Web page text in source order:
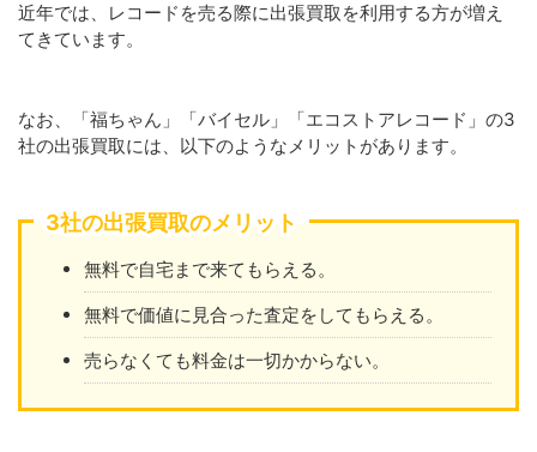
近年では、レコードを売る際に出張買取を利用する方が増え
てきています。
なお、「福ちゃん」「バイセル」「エコストアレコード」の3
社の出張買取には、以下のようなメリットがあります。
3社の出張買取のメリット
無料で自宅まで来てもらえる。
無料で価値に見合った査定をしてもらえる。
売らなくても料金は一切かからない。